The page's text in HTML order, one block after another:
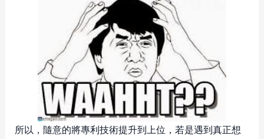
所以，隨意的將專利技術提升到上位，若是遇到真正想